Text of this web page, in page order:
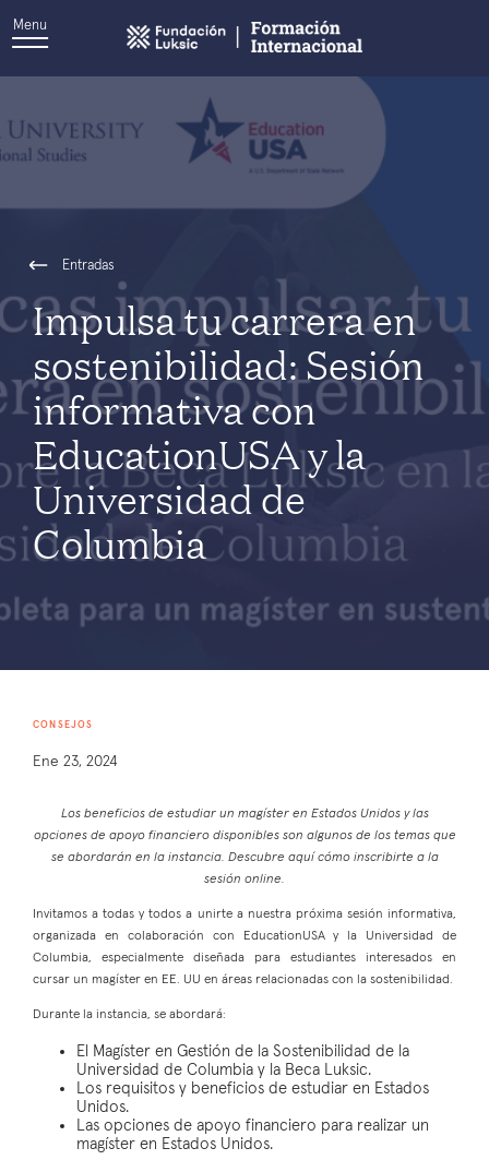
Menu
Entradas
Impulsa tu carrera en
sostenibilidad: Sesión
informativa con
EducationUSA y la
Universidad de
Columbia
CONSEJOS
Ene 23, 2024
Los beneficios de estudiar un magíster en Estados Unidos y las
opciones de apoyo financiero disponibles son algunos de los temas que
se abordarán en la instancia. Descubre aquí cómo inscribirte a la
sesión online.
Invitamos a todas y todos a unirte a nuestra próxima sesión informativa,
organizada en colaboración con EducationUSA y la Universidad de
Columbia, especialmente diseñada para estudiantes interesados en
cursar un magíster en EE. UU en áreas relacionadas con la sostenibilidad.
Durante la instancia, se abordará:
El Magíster en Gestión de la Sostenibilidad de la
Universidad de Columbia y la Beca Luksic.
Los requisitos y beneficios de estudiar en Estados
Unidos.
Las opciones de apoyo financiero para realizar un
magíster en Estados Unidos.